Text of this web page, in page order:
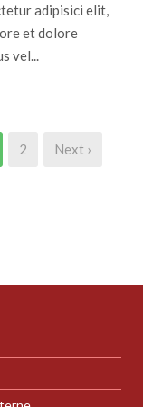
adipisici elit,
et dolore
vel...
2 Next ›